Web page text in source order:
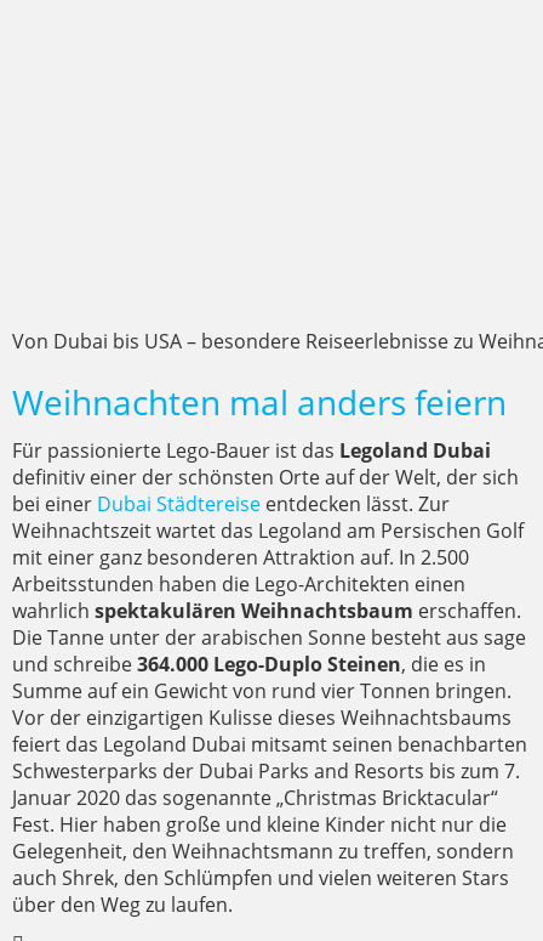
Von Dubai bis USA – besondere Reiseerlebnisse zu
Weihnachten mal anders feiern
Für passionierte Lego-Bauer ist das Legoland Dubai
definitiv einer der schönsten Orte auf der Welt, der sich
bei einer Dubai Städtereise entdecken lässt. Zur
Weihnachtszeit wartet das Legoland am Persischen Golf
mit einer ganz besonderen Attraktion auf. In 2.500
Arbeitsstunden haben die Lego-Architekten einen
wahrlich spektakulären Weihnachtsbaum erschaffen.
Die Tanne unter der arabischen Sonne besteht aus sage
und schreibe364.000 Lego-Duplo Steinen, die es in
Summe auf ein Gewicht von rund vier Tonnen bringen.
Vor der einzigartigen Kulisse dieses Weihnachtsbaums
feiert das Legoland Dubai mitsamt seinen benachbarten
Schwesterparks der Dubai Parks and Resorts bis zum 7.
Januar 2020 das sogenannte „Christmas Bricktacular“
Fest. Hier haben große und kleine Kinder nicht nur die
Gelegenheit, den Weihnachtsmann zu treffen, sondern
auch Shrek, den Schlümpfen und vielen weiteren Stars
über den Weg zu laufen.